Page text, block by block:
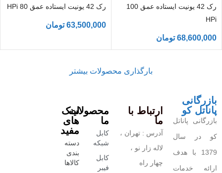
رک 42 یونیت ایستاده عمق 100
HPi
68,600,000 تومان
رک 42 یونیت ایستاده عمق 80 HPi
63,500,000 تومان
بارگذاری محصولات بیشتر
بازرگانی
پاناتل کو
بازرگانی پاناتل
کو در سال
1379 با هدف
ارائه خدمات
ارتباط با
ما
آدرس : تهران ،
لاله زار نو ،
چهار راه
محصولات
ما
کابل
شبکه
کابل
فیبر
لینک
های
مفید
دسته
بندی
کالاها